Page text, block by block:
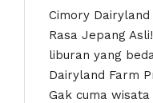
Cimory
Rasa Jepang
liburan yang
Dairyland Farm
Gak cuma